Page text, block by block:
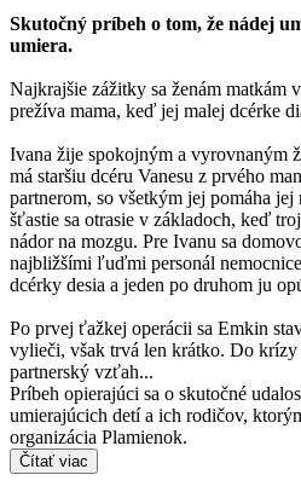
Skutočný príbeh o tom, že nádej
umiera.
Najkrajšie zážitky sa ženám matkám
prežíva mama, keď jej malej dcérke
Ivana žije spokojným a vyrovnaným
má staršiu dcéru Vanesu z prvého
partnerom, so všetkým jej pomáha jej
šťastie sa otrasie v základoch, keď
nádor na mozgu. Pre Ivanu sa
najbližšími ľuďmi personál
dcérky desia a jeden po druhom ju
Po prvej ťažkej operácii sa Emkin
vylieči, však trvá len krátko. Do krízy
partnerský vzťah...
Príbeh opierajúci sa o skutočné
umierajúcich detí a ich rodičov,
organizácia Plamienok.
Čítať viac